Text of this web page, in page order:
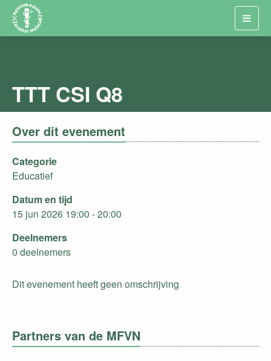
TTT CSI Q8
Over dit evenement
Categorie
Educatief
Datum en tijd
15 jun 2026 19:00 - 20:00
Deelnemers
0 deelnemers
Dit evenement heeft geen omschrijving
Partners van de MFVN